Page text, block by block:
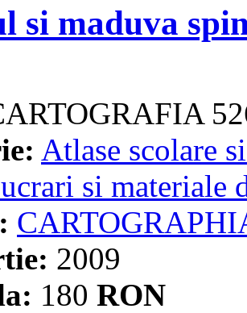
si maduva
Atlase scolare
si materiale
2009
180 RON